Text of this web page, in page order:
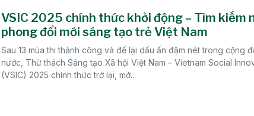
VSIC 2025 chính thức khởi động – Tìm kiếm
phong đổi mới sáng tạo trẻ Việt Nam
Sau 13 mùa thi thành công và để lại dấu ấn đậm nét trong cộng
nước, Thử thách Sáng tạo Xã hội Việt Nam – Vietnam Social
(VSIC) 2025 chính thức trở lại, mở...